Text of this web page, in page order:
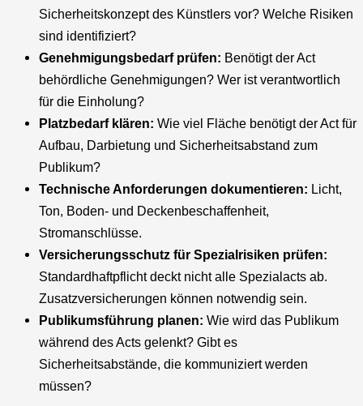
Sicherheitskonzept des Künstlers vor? Welche Risiken
sind identifiziert?
Genehmigungsbedarf prüfen: Benötigt der Act
behördliche Genehmigungen? Wer ist verantwortlich
für die Einholung?
Platzbedarf klären: Wie viel Fläche benötigt der Act für
Aufbau, Darbietung und Sicherheitsabstand zum
Publikum?
Technische Anforderungen dokumentieren: Licht,
Ton, Boden- und Deckenbeschaffenheit,
Stromanschlüsse.
Versicherungsschutz für Spezialrisiken prüfen:
Standardhaftpflicht deckt nicht alle Spezialacts ab.
Zusatzversicherungen können notwendig sein.
Publikumsführung planen: Wie wird das Publikum
während des Acts gelenkt? Gibt es
Sicherheitsabstände, die kommuniziert werden
müssen?